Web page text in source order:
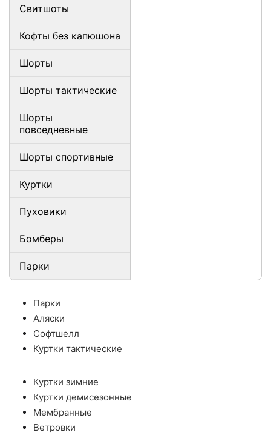
Свитшоты
Кофты без капюшона
Шорты
Шорты тактические
Шорты
повседневные
Шорты спортивные
Куртки
Пуховики
Бомберы
Парки
Парки
Аляски
Софтшелл
Куртки тактические
Куртки зимние
Куртки демисезонные
Мембранные
Ветровки